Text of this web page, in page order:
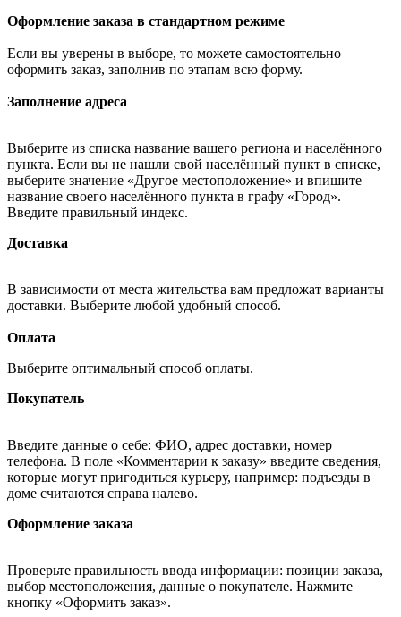
Оформление заказа в стандартном режиме
Если вы уверены в выборе, то можете самостоятельно
оформить заказ, заполнив по этапам всю форму.
Заполнение адреса
Выберите из списка название вашего региона и населённого
пункта. Если вы не нашли свой населённый пункт в списке,
выберите значение «Другое местоположение» и впишите
название своего населённого пункта в графу «Город».
Введите правильный индекс.
Доставка
В зависимости от места жительства вам предложат варианты
доставки. Выберите любой удобный способ.
Оплата
Выберите оптимальный способ оплаты.
Покупатель
Введите данные о себе: ФИО, адрес доставки, номер
телефона. В поле «Комментарии к заказу» введите сведения,
которые могут пригодиться курьеру, например: подъезды в
доме считаются справа налево.
Оформление заказа
Проверьте правильность ввода информации: позиции заказа,
выбор местоположения, данные о покупателе. Нажмите
кнопку «Оформить заказ».